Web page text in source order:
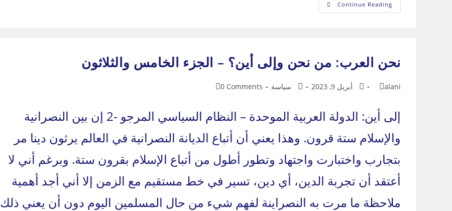
Continue Readingحلقة
خاصة
الثامنة
والأربعون
نحن العرب: من نحن وإلى أين؟ – الجزء الخامس والثلاثون
Post
alani
Postأبريل 9, 2023
Postسياسة
Post
0 Comments
إلى أين: الدولة العربية الموحدة – النظام السياسي المرجو -2 إن بين النصرانية
والإسلام ستة قرون. وهذا يعني أن أتباع الديانة النصرانية في العالم يرثون دينا مر
بتجارب واختبارت واجتهاد وتطور أطول من أتباع الإسلام بقرون ستة. وبرغم أني لا
أعتقد أن تجربة الدين، أي دين، تسير في خط مستقيم مع الزمن إلا أني أجد أهمية
ملاحظة ما مرت به النصراينة لفهم شيء من حال المسلمين اليوم دون أن يعني ذلك